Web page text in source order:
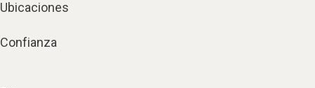
Ubicaciones
Confianza